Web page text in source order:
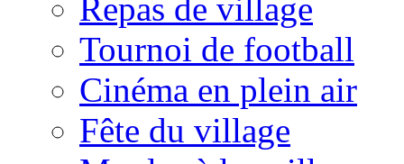
Repas de village
Tournoi de football
Cinéma en plein air
Fête du village